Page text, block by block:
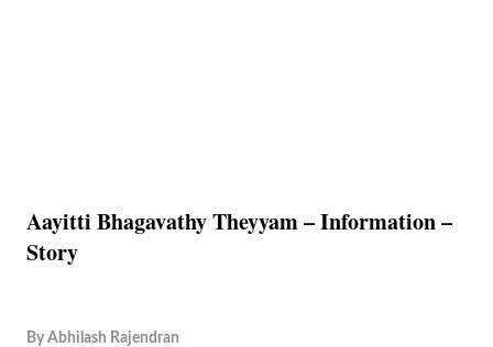
Aayitti Bhagavathy Theyyam – Information –
Story
By Abhilash Rajendran